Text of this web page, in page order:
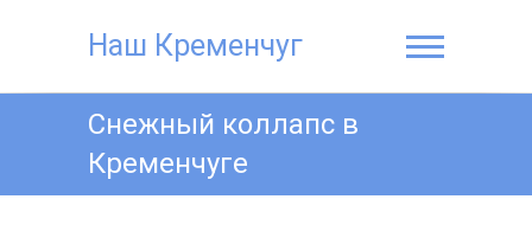
Наш Кременчуг
Снежный коллапс в
Кременчуге